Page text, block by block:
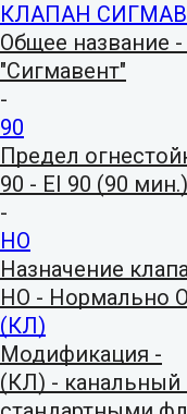
КЛАПАН
Общее название
"Сигмавент"
-
90
Предел
90 - EI 90 (90 мин.)
-
НО
Назначение
НО - Нормально
(КЛ)
Модификация -
(КЛ) - канальный